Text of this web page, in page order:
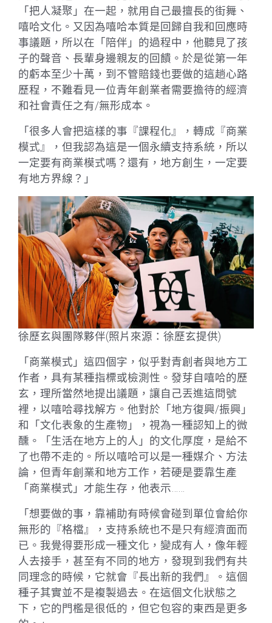
「把人凝聚」在一起，就用自己最擅長的街舞、
嘻哈文化。又因為嘻哈本質是回歸自我和回應時
事議題，所以在「陪伴」的過程中，他聽見了孩
子的聲音、長輩身邊親友的回饋。於是從第一年
的虧本至少十萬，到不管賠錢也要做的這趟心路
歷程，不難看見一位青年創業者需要擔待的經濟
和社會責任之有/無形成本。
「很多人會把這樣的事『課程化』，轉成『商業
模式』，但我認為這是一個永續支持系統，所以
一定要有商業模式嗎？還有，地方創生，一定要
有地方界線？」
徐歷玄與團隊夥伴(照片來源：徐歷玄提供)
「商業模式」這四個字，似乎對青創者與地方工
作者，具有某種指標或檢測性。發芽自嘻哈的歷
玄，理所當然地提出議題，讓自己丟進這問號
裡，以嘻哈尋找解方。他對於「地方復興/振興」
和「文化表象的生產物」，視為一種認知上的微
醺。「生活在地方上的人」的文化厚度，是給不
了也帶不走的。所以嘻哈可以是一種媒介、方法
論，但青年創業和地方工作，若硬是要靠生產
「商業模式」才能生存，他表示……
「想要做的事，靠補助有時候會碰到單位會給你
無形的『格檔』，支持系統也不是只有經濟面而
已。我覺得要形成一種文化，變成有人，像年輕
人去接手，甚至有不同的地方，發現到我們有共
同理念的時候，它就會『長出新的我們』。這個
種子其實並不是複製過去。在這個文化狀態之
下，它的門檻是很低的，但它包容的東西是更多